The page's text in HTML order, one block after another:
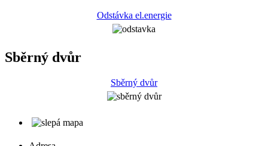
Odstávka el.energie
Sběrný dvůr
Sběrný dvůr